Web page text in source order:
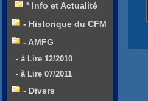
* Info et Actualité
- Historique du CFM
- AMFG
- à Lire 12/2010
- à Lire 07/2011
- Divers